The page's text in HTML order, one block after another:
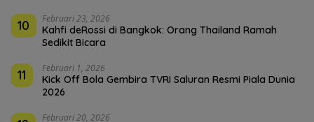
10 Februari 23, 2026
Kahfi deRossi di Bangkok: Orang Thailand Ramah
Sedikit Bicara
11 Februari 1, 2026
Kick Off Bola Gembira TVRI Saluran Resmi Piala Dunia
2026
Februari 20, 2026